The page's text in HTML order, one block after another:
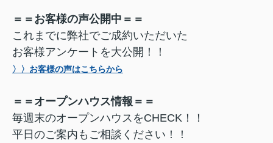
＝＝お客様の声公開中＝＝
これまでに弊社でご成約いただいた
お客様アンケートを大公開！！
〉〉お客様の声はこちらから
＝＝オープンハウス情報＝＝
毎週末のオープンハウスをCHECK！！
平日のご案内もご相談ください！！